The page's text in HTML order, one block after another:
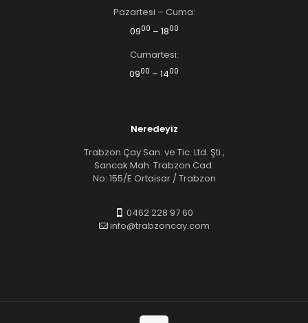
Pazartesi – Cuma:
0900 – 1800
Cumartesi:
0900 – 1400
Neredeyiz
Trabzon Çay San. ve Tic. Ltd. Şti.,
Sancak Mah. Trabzon Cad.
No: 155/E Ortaisar / Trabzon
0462 228 97 60
info@trabzoncay.com